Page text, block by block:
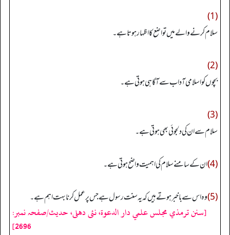
(1)
سلام کرنے والے میں تواضع کا اظہار ہوتا ہے۔
(2)
بچوں کو اسلامی آداب سے آگاہی ہوتی ہے۔
(3)
سلام سے ان کی دلجوئی بھی ہوتی ہے۔
(4) ان کے سامنے سلام کی اہمیت واضح ہوتی ہے۔
(5) وہ اس سے باخبر ہوتے ہیں کہ یہ سنت رسول ہے جس پر عمل کرنا بہت اہم ہے۔
[سنن ترمذي مجلس علمي دار الدعوة، نئى دهلى، حدیث/صفحہ نمبر:
2696]